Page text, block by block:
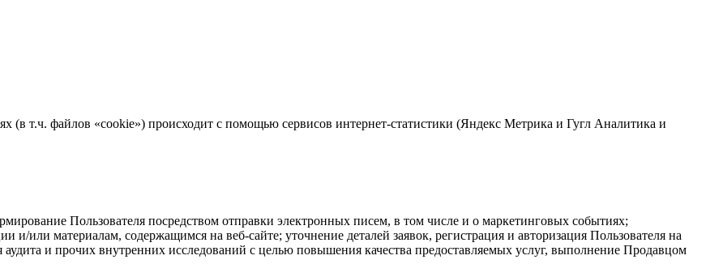
(в т.ч. файлов «cookie») происходит с помощью сервисов интернет-статистики (Яндекс Метрика и Гугл Аналитика и
Пользователя посредством отправки электронных писем, в том числе и о маркетинговых событиях;
и/или материалам, содержащимся на веб-сайте; уточнение деталей заявок, регистрация и авторизация Пользователя на
и прочих внутренних исследований с целью повышения качества предоставляемых услуг, выполнение Продавцом